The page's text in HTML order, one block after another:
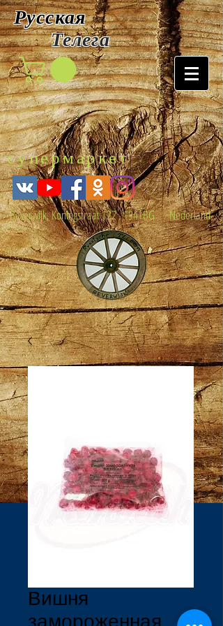
Русская
Телега
супермаркет
Beverwijk, Koningstraat 122 , 1941BG Nederland
Вишня